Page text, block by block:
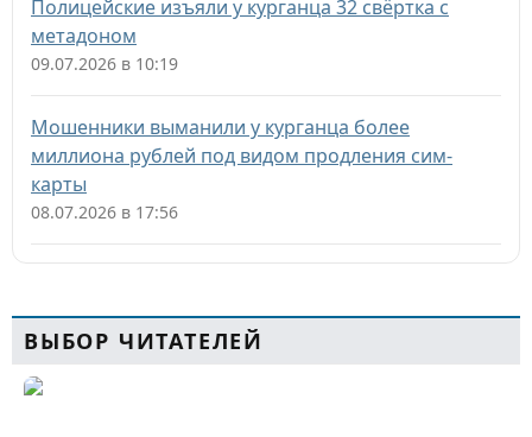
Полицейские изъяли у курганца 32 свёртка с
метадоном
09.07.2026 в 10:19
Мошенники выманили у курганца более
миллиона рублей под видом продления сим-
карты
08.07.2026 в 17:56
ВЫБОР ЧИТАТЕЛЕЙ